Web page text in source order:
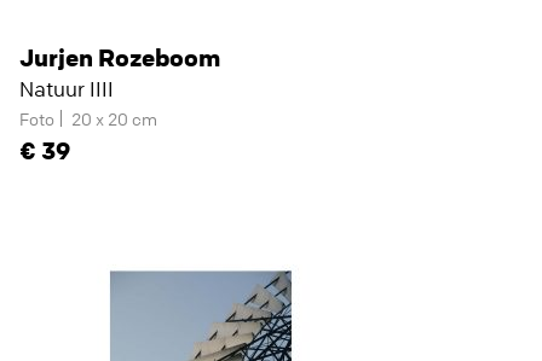
Jurjen Rozeboom
Natuur IIII
Foto 20 x 20 cm
39